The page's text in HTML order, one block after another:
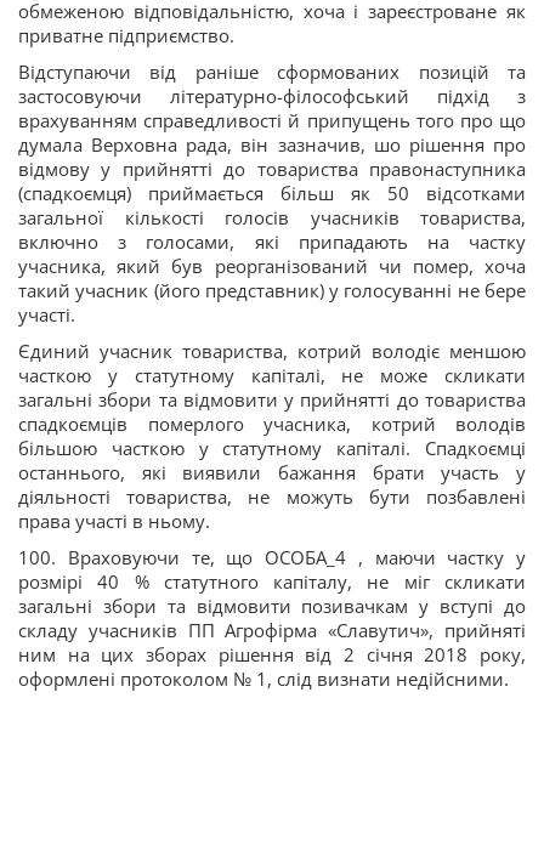
обмеженою відповідальністю, хоча і зареєстроване як
приватне підприємство.
Відступаючи від раніше сформованих позицій та
застосовуючи літературно-філософський підхід з
врахуванням справедливості й припущень того про що
думала Верховна рада, він зазначив, шо рішення про
відмову у прийнятті до товариства правонаступника
(спадкоємця) приймається більш як 50 відсотками
загальної кількості голосів учасників товариства,
включно з голосами, які припадають на частку
учасника, який був реорганізований чи помер, хоча
такий учасник (його представник) у голосуванні не бере
участі.
Єдиний учасник товариства, котрий володіє меншою
часткою у статутному капіталі, не може скликати
загальні збори та відмовити у прийнятті до товариства
спадкоємців померлого учасника, котрий володів
більшою часткою у статутному капіталі. Спадкоємці
останнього, які виявили бажання брати участь у
діяльності товариства, не можуть бути позбавлені
права участі в ньому.
100. Враховуючи те, що ОСОБА_4 , маючи частку у
розмірі 40 % статутного капіталу, не міг скликати
загальні збори та відмовити позивачкам у вступі до
складу учасників ПП Агрофірма «Славутич», прийняті
ним на цих зборах рішення від 2 січня 2018 року,
оформлені протоколом № 1, слід визнати недійсними.